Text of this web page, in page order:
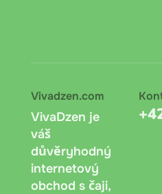
Vivadzen.com
VivaDzen je
váš
důvěryhodný
internetový
obchod s čaji,